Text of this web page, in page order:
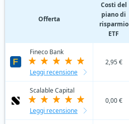
Offerta
Costi del
piano di
risparmio
ETF
Fineco Bank
Leggi recensione
2,95 €
Scalable Capital
Leggi recensione
0,00 €